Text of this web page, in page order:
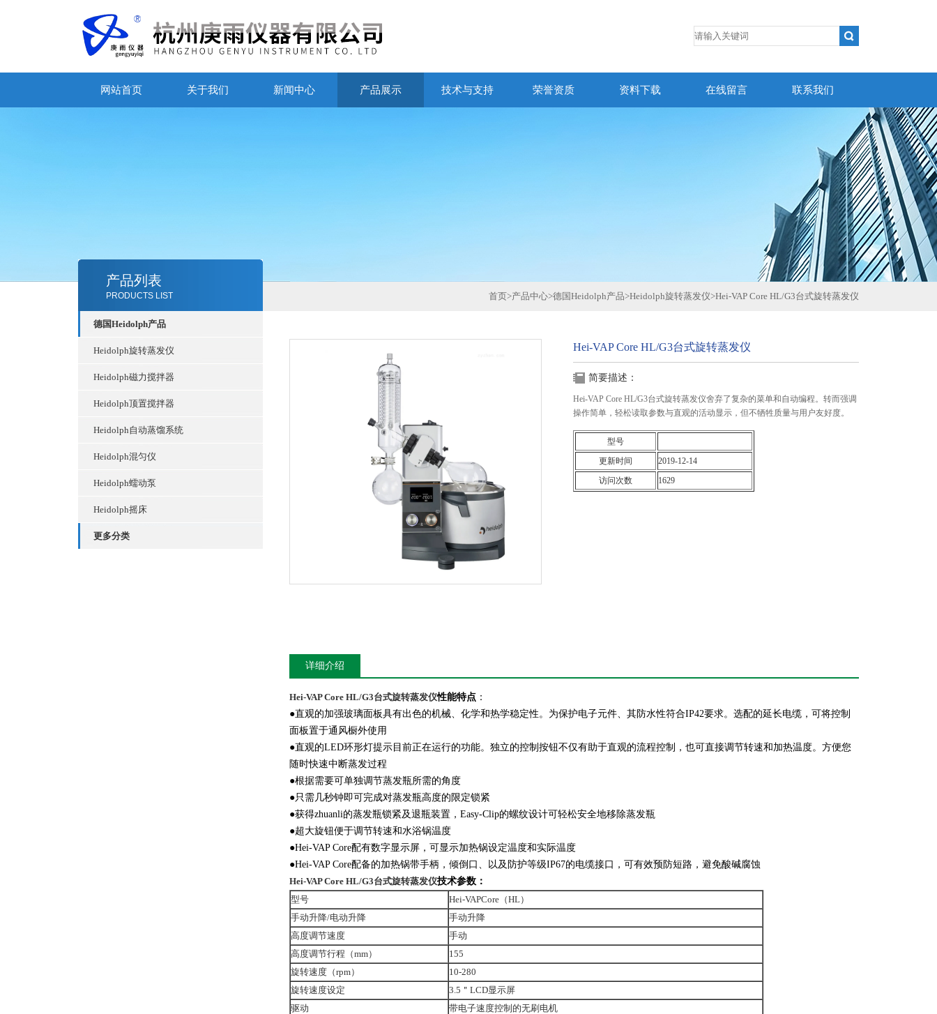
网站首页 关于我们 新闻中心 产品展示 技术与支持 荣誉资质 资料下载 在线留言 联系我们
产品列表
PRODUCTS LIST
德国Heidolph产品
Heidolph旋转蒸发仪
Heidolph磁力搅拌器
Heidolph顶置搅拌器
Heidolph自动蒸馏系统
Heidolph混匀仪
Heidolph蠕动泵
Heidolph摇床
更多分类
首页>产品中心>德国Heidolph产品>Heidolph旋转蒸发仪>Hei-VAP Core HL/G3台式旋转蒸发仪
Hei-VAP Core HL/G3台式旋转蒸发仪
简要描述：
Hei-VAP Core HL/G3台式旋转蒸发仪舍弃了复杂的菜单和自动编程。转而强调
操作简单，轻松读取参数与直观的活动显示，但不牺牲质量与用户友好度。
型号
更新时间
2019-12-14
访问次数
1629
详细介绍
Hei-VAP Core HL/G3台式旋转蒸发仪性能特点 ：
●直观的加强玻璃面板具有出色的机械、化学和热学稳定性。为保护电子元件、其防水性符合IP42要求。选配的延长电缆，可将控制
面板置于通风橱外使用
●直观的LED环形灯提示目前正在运行的功能。独立的控制按钮不仅有助于直观的流程控制，也可直接调节转速和加热温度。方便您
随时快速中断蒸发过程
●根据需要可单独调节蒸发瓶所需的角度
●只需几秒钟即可完成对蒸发瓶高度的限定锁紧
●获得zhuanli的蒸发瓶锁紧及退瓶装置，Easy-Clip的螺纹设计可轻松安全地移除蒸发瓶
●超大旋钮便于调节转速和水浴锅温度
●Hei-VAP Core配有数字显示屏，可显示加热锅设定温度和实际温度
●Hei-VAP Core配备的加热锅带手柄，倾倒口、以及防护等级IP67的电缆接口，可有效预防短路，避免酸碱腐蚀
Hei-VAP Core HL/G3台式旋转蒸发仪技术参数：
型号
Hei-VAPCore（HL）
手动升降/电动升降
手动升降
高度调节速度
手动
高度调节行程（mm）
155
旋转速度（rpm）
10-280
旋转速度设定
3.5＂LCD显示屏
驱动
带电子速度控制的无刷电机